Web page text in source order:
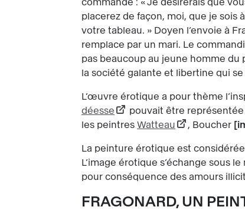
commande : « Je désirerais que
placerez de façon, moi, que je sois
votre tableau. » Doyen l’envoie à
remplace par un mari. Le
pas beaucoup au jeune homme du
la société galante et libertine qui
L’œuvre érotique a pour thème
déesse
pouvait être
les peintres Watteau , Boucher
La peinture érotique est
L’image érotique s’échange sous
pour conséquence des amours
FRAGONARD, UN